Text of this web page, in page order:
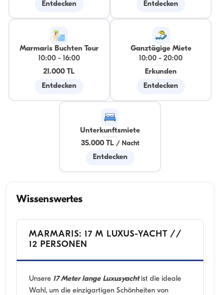
Entdecken
Entdecken
Marmaris Buchten Tour
10:00-
16:00
21.000 TL
Entdecken
Ganztägige Miete
10:00 -20:00
Erkunden
Entdecken
Unterkunftsmiete
35.000 TL/ Nacht
Entdecken
Wissenswertes
MARMARIS: 17 M LUXUS-YACHT //
12 PERSONEN
Unsere 17 Meter lange Luxusyachtist die ideale
Wahl, um die einzigartigen Schönheiten von